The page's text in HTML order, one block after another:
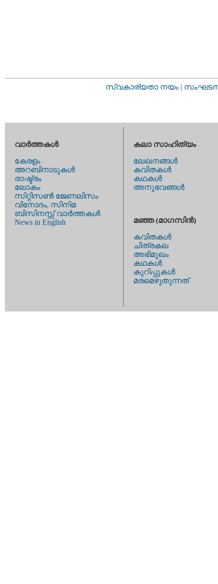
സ്വകാര്യതാ നയം |
വാര്‍ത്തകള്‍
കേരളം
അറബിനാടുകള്‍
രാഷ്ട്രം
ലോകം
സിറ്റിസണ്‍ ജേണലിസം
വിനോദം, സിനിമ
ബിസിനസ്സ് വാര്‍ത്തകള്‍
News in English
കലാ സാഹിത്യം
ലേഖനങ്ങള്‍
കവിതകള്‍
കഥകള്‍
അനുഭവങ്ങള്‍
മഞ്ഞ (മാഗസിന്‍)
കവിതകള്‍
ചിത്രകല
അഭിമുഖം
കഥകള്‍
കുറിപ്പുകള്‍
മരമെഴുതുന്നത്